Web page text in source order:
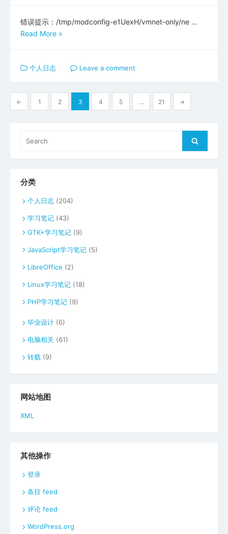
错误提示：/tmp/modconfig-e1UexH/vmnet-only/ne …
Read More »
个人日志 Leave a comment
文
章
← 1 2 3 4 5 … 21 →
for:
Search
分类
个人日志 (204)
学习笔记 (43)
GTK+学习笔记 (9)
JavaScript学习笔记 (5)
LibreOffice (2)
Linux学习笔记 (18)
PHP学习笔记 (9)
毕业设计 (6)
电脑相关 (61)
转载 (9)
网站地图
XML
其他操作
登录
条目 feed
评论 feed
WordPress.org